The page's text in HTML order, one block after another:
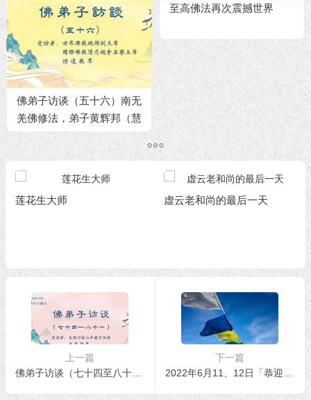
佛弟子访谈（五十六）南无
羌佛修法，弟子黄辉邦（慧
辉）大德亲见玛哈嘎拉金刚
至高佛法再次震撼世界
莲花生大师 虚云老和尚的最后一天
上一篇
佛弟子访谈（七十四至八十一）——若慧法师
下一篇